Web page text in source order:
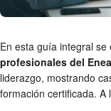
En esta guía integral
profesionales del
liderazgo, mostrando
formación certificada.